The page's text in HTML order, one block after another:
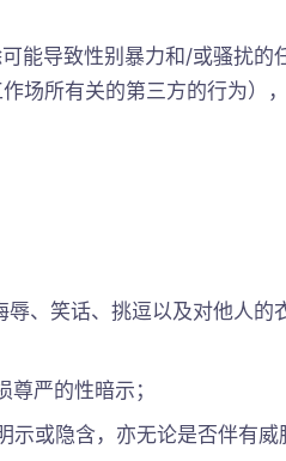
导致性别暴力和/或骚扰的
场所有关的第三方的行为）
、笑话、挑逗以及对他人的
严的性暗示；
或隐含，亦无论是否伴有威